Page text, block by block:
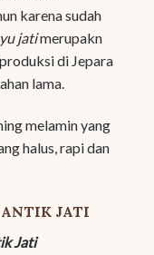
karena sudah
jatimerupakn
di Jepara
lama.
melamin yang
halus, rapi dan
JATI
Jati